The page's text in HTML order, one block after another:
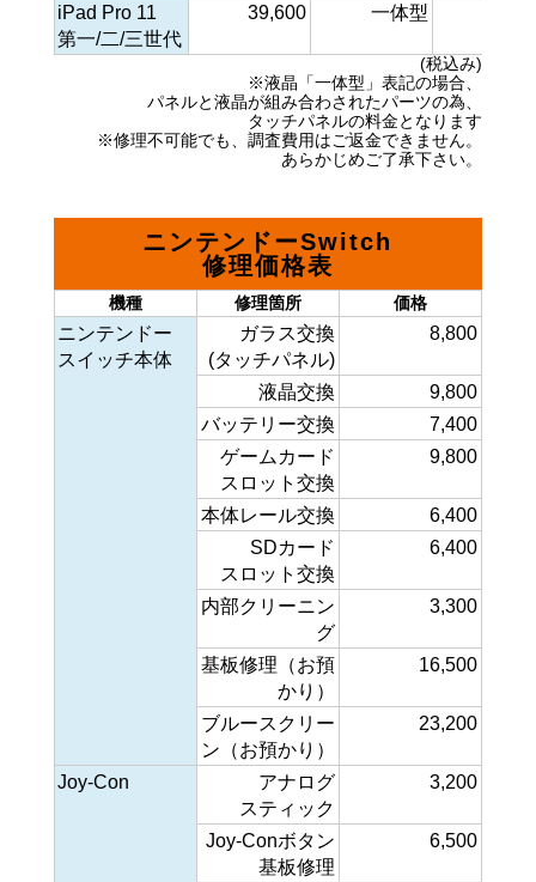
iPad Pro 11
第一/二/三世代
39,600 一体型
(税込み)
※液晶「一体型」表記の場合、
パネルと液晶が組み合わされたパーツの為、
タッチパネルの料金となります
※修理不可能でも、調査費用はご返金できません。
あらかじめご了承下さい。
ニンテンドーSwitch
修理価格表
機種 修理箇所 価格
ニンテンドー
スイッチ本体
ガラス交換
(タッチパネル)
8,800
液晶交換
9,800
バッテリー交換
7,400
ゲームカード
スロット交換
9,800
本体レール交換
6,400
SDカード
スロット交換
6,400
内部クリーニン
グ
3,300
基板修理（お預
かり）
16,500
ブルースクリー
ン（お預かり）
23,200
Joy-Con
アナログ
スティック
3,200
Joy-Conボタン
基板修理
6,500